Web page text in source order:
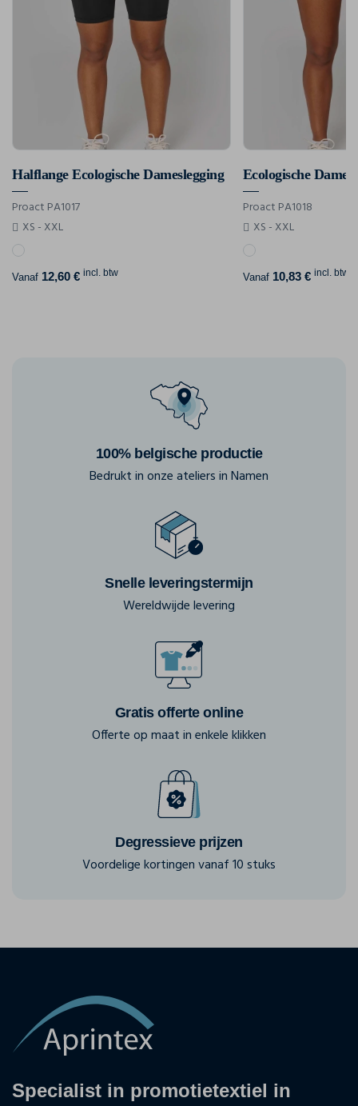
Halflange Ecologische Dameslegging
Proact PA1017
XS - XXL
Vanaf 12,60 € incl. btw
Ecologische
Proact PA1018
XS - XXL
Vanaf 10,83 € incl. btw
100% belgische productie
Bedrukt in onze ateliers in Namen
Snelle leveringstermijn
Wereldwijde levering
Gratis offerte online
Offerte op maat in enkele klikken
Degressieve prijzen
Voordelige kortingen vanaf 10 stuks
Specialist in promotietextiel in